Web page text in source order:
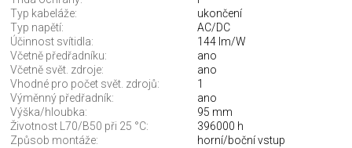
Typ kabeláže:
ukončení
Typ napětí:
AC/DC
Účinnost svítidla:
144 lm/W
Včetně předřadníku:
ano
Včetně svět. zdroje:
ano
Vhodné pro počet svět. zdrojů:
1
Výměnný předřadník:
ano
Výška/hloubka:
95 mm
Životnost L70/B50 při 25 °C:
396000 h
Způsob montáže:
horní/boční vstup